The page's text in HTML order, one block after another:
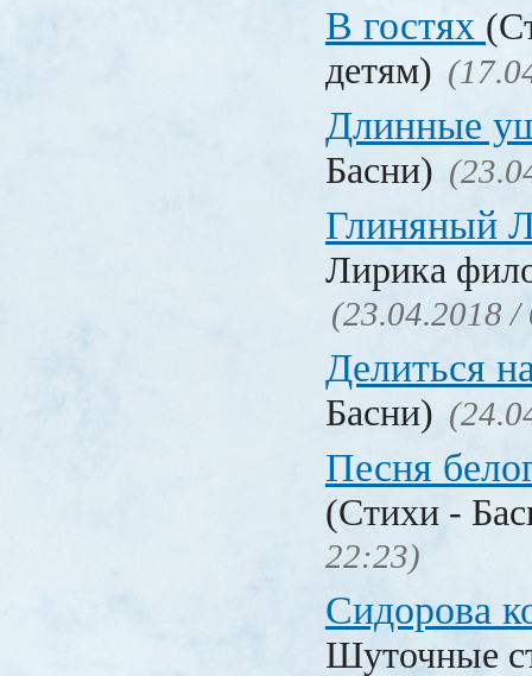
В гостях
детям)
Длинные
Басни)
Глиняный
Лирика
(23.04.2018 /
Делиться
Басни)
Песня
(Стихи -
22:23)
Сидорова
Шуточные